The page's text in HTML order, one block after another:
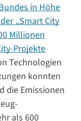
in Höhe
„Smart City
Millionen
Projekte
Technologien
konnten
die Emissionen
als 600